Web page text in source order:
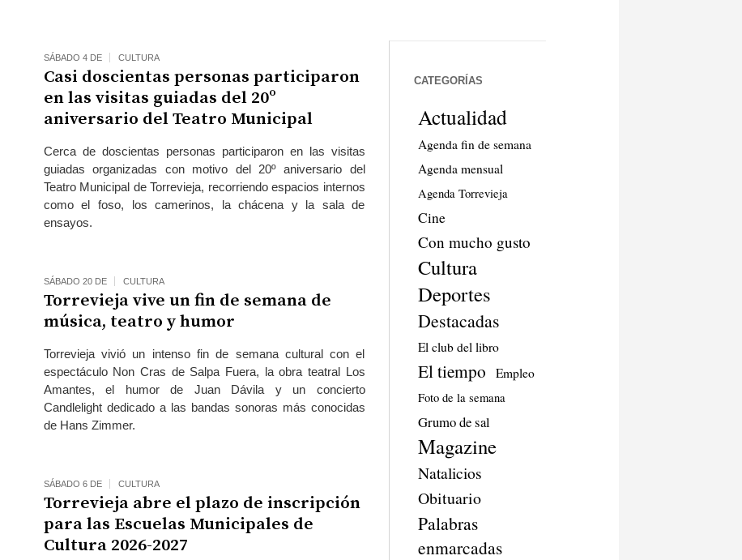
SÁBADO 4 DE CULTURA
Casi doscientas personas participaron
en las visitas guiadas del 20º
aniversario del Teatro Municipal
Cerca de doscientas personas participaron en las visitas
guiadas organizadas con motivo del 20º aniversario del
Teatro Municipal de Torrevieja, recorriendo espacios internos
como el foso, los camerinos, la chácena y la sala de
ensayos.
SÁBADO 20 DE CULTURA
Torrevieja vive un fin de semana de
música, teatro y humor
Torrevieja vivió un intenso fin de semana cultural con el
espectáculo Non Cras de Salpa Fuera, la obra teatral Los
Amantes, el humor de Juan Dávila y un concierto
Candlelight dedicado a las bandas sonoras más conocidas
de Hans Zimmer.
SÁBADO 6 DE CULTURA
Torrevieja abre el plazo de inscripción
para las Escuelas Municipales de
Cultura 2026-2027
CATEGORÍAS
Actualidad
Agenda fin de semana
Agenda mensual
Agenda Torrevieja
Cine
Con mucho gusto
Cultura
Deportes
Destacadas
El club del libro
El tiempo Empleo
Foto de la semana
Grumo de sal
Magazine
Natalicios
Obituario
Palabras
enmarcadas